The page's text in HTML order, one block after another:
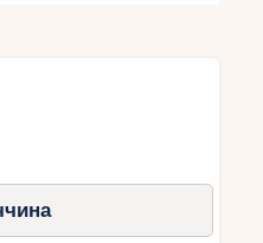
Для дітей
екскурсії із
велосипеди
прилеглий